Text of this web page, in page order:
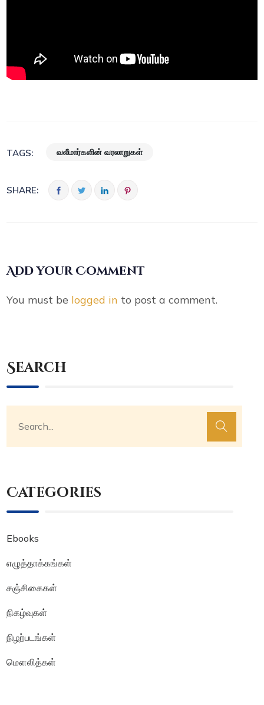
TAGS: வலீமார்களின் வரலாறுகள்
SHARE:
Add your Comment
You must be logged in to post a comment.
Search
Categories
Ebooks
எழுத்தாக்கங்கள்
சஞ்சிகைகள்
நிகழ்வுகள்
நிழற்படங்கள்
மௌலித்கள்